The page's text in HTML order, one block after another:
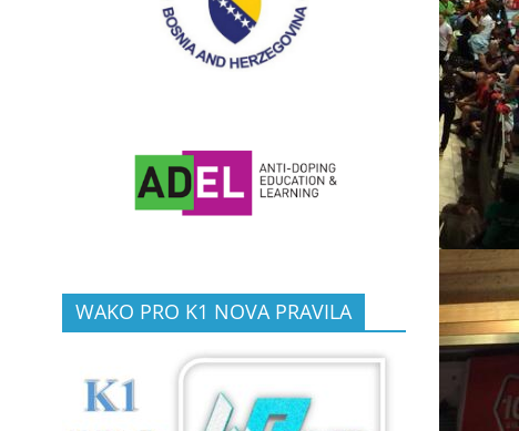
WAKO PRO K1 NOVA PRAVILA